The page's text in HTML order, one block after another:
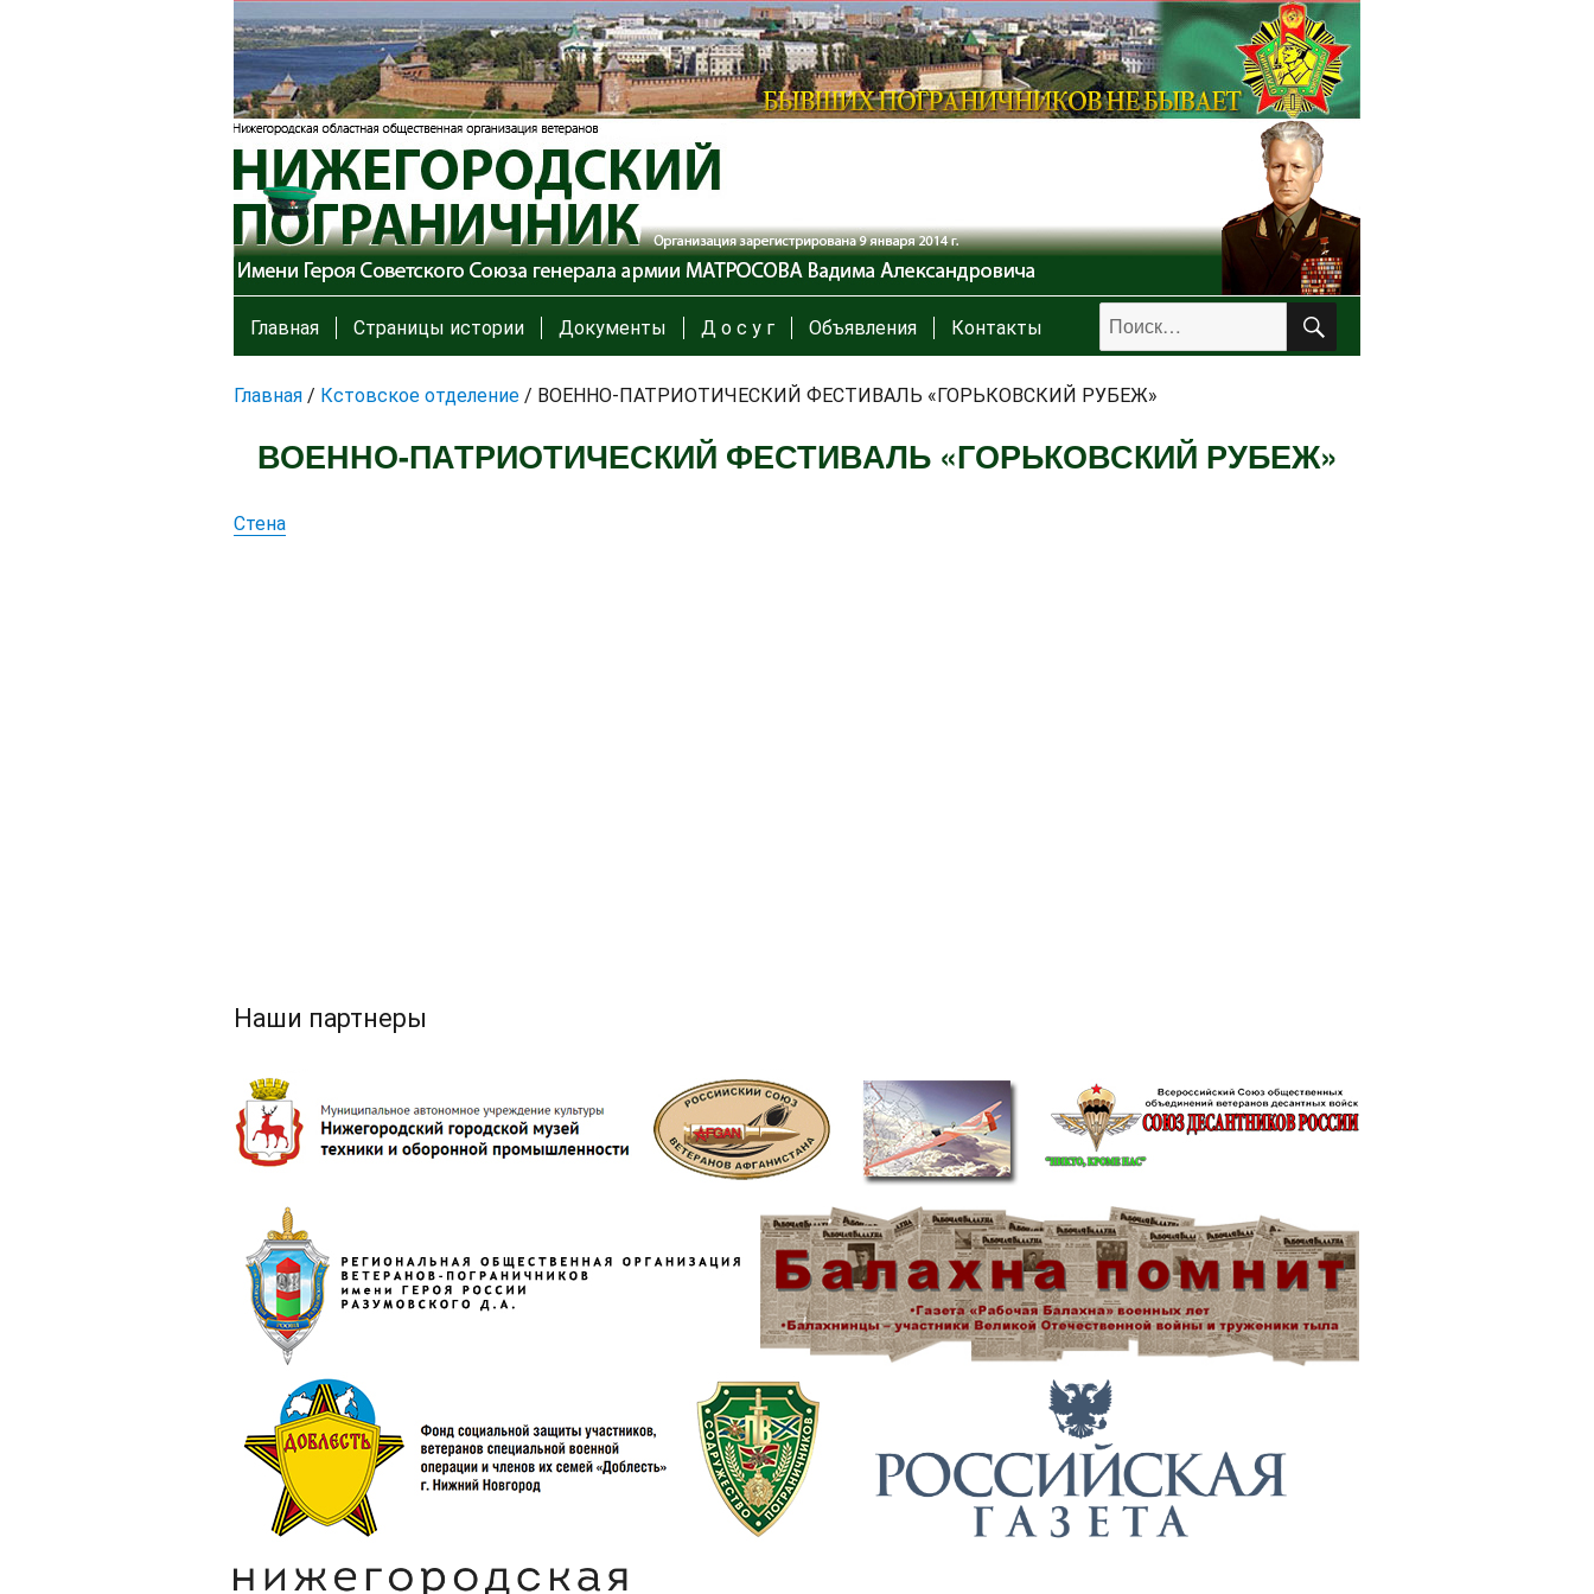
Искать: ПОИСК
Главная Страницы истории Документы Д о с у г Объявления Контакты
Главная / Кстовское отделение / ВОЕННО-ПАТРИОТИЧЕСКИЙ ФЕСТИВАЛЬ «ГОРЬКОВСКИЙ РУБЕЖ»
ВОЕННО-ПАТРИОТИЧЕСКИЙ ФЕСТИВАЛЬ «ГОРЬКОВСКИЙ РУБЕЖ»
Стена
Наши партнеры